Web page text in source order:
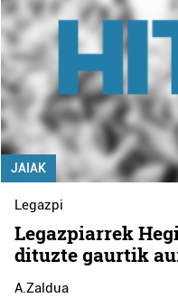
JAIAK
Legazpi
Legazpiarrek
dituzte gaurtik
A.Zaldua